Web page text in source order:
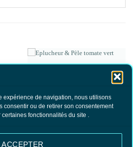
expérience de navigation, nous utilisons
consentir ou de retirer son consentement
fonctionnalités du site .
ACCEPTER
1
Eplucheur & Pèle tomate vert